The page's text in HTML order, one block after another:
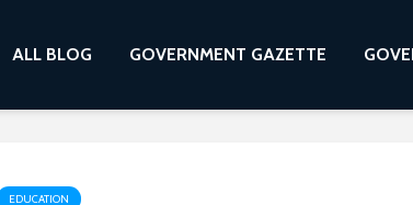
ALL BLOG GOVERNMENT GAZETTE
EDUCATION